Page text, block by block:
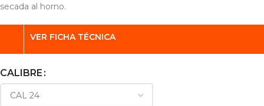
secada al horno.
VER FICHA TÉCNICA
CALIBRE